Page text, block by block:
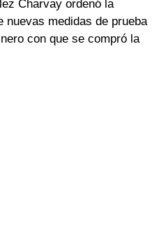
Charvay ordenó la
nuevas medidas de prueba
con que se compró la